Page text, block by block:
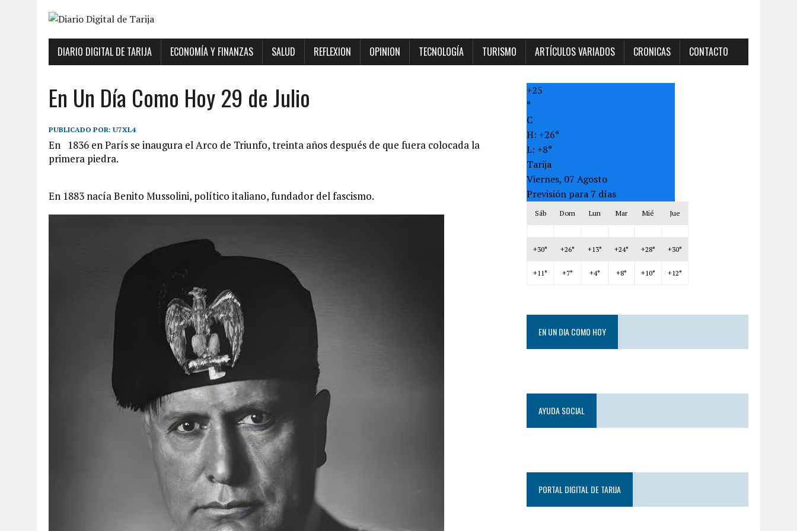
DIARIO DIGITAL DE TARIJA ECONOMÍA Y FINANZAS SALUD REFLEXION OPINION TECNOLOGÍA TURISMO ARTÍCULOS VARIADOS CRONICAS CONTACTO
En Un Día Como Hoy 29 de Julio
PUBLICADO POR: U7XL4
En 1836 en París se inaugura el Arco de Triunfo, treinta años después de que fuera colocada la
primera piedra.
En 1883 nacía Benito Mussolini, político italiano, fundador del fascismo.
+25
°
C
H: +26°
L: +8°
Tarija
Viernes, 07 Agosto
Previsión para 7 días
Sáb Dom Lun Mar Mié Jue
+30° +26° +13° +24° +28° +30°
+11° +7° +4° +8° +10° +12°
EN UN DIA COMO HOY
AYUDA SOCIAL
PORTAL DIGITAL DE TARIJA